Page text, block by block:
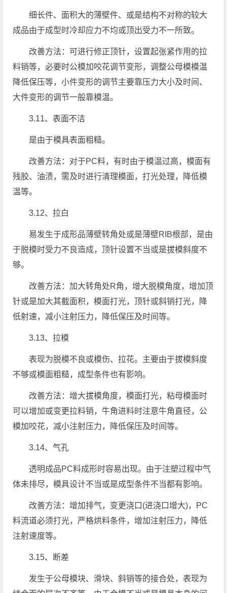
细长件、面积大的薄壁件、或是结构不对称的较大
成品由于成型时冷却应力不均或顶出受力不一所致。
改善方法：可进行修正顶针，设置起张紧作用的拉
料销等，必要时公模加咬花调节变形，调整公母模模温
降低保压等，小件变形的调节主要靠压力大小及时间、
大件变形的调节一般靠模温。
3.11、表面不洁
是由于模具表面粗糙。
改善方法：对于PC料，有时由于模温过高，模面有
残胶、油渍，需及时进行清理模面，打光处理，降低模
温等。
3.12、拉白
易发生于成形品薄壁转角处或是薄壁RIB根部，是由
于脱模时受力不良造成，顶针设置不当或是拔模斜度不
够。
改善方法：加大转角处R角，增大脱模角度，增加顶
针或是加大其截面积，模面打光，顶针或斜销打光，降
低射速，减小注射压力，降低保压及时间等。
3.13、拉模
表现为脱模不良或模伤、拉花。主要由于拔模斜度
不够或模面粗糙，成型条件也有影响。
改善方法：增大拔模角度，模面打光，粘母模面时
可以增加或变更拉料销，牛角进料时注意牛角直径，公
模加咬花，减小注射压力，降低保压及时间等。
3.14、气孔
透明成品PC料成形时容易出现。由于注塑过程中气
体未排尽，模具设计不当或是成型条件不当都有影响。
改善方法：增加排气，变更浇口(进浇口增大)，PC
料流道必须打光，严格烘料条件，增加注射压力，降低
注射速度等。
3.15、断差
发生于公母模块、滑块、斜销等的接合处，表现为